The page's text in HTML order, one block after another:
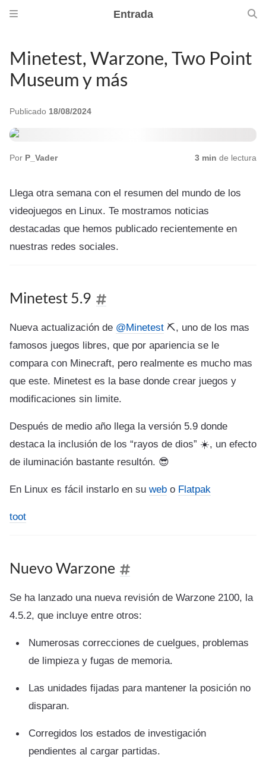
Entrada
Minetest, Warzone, Two Point
Museum y más
Publicado 18/08/2024
Por P_Vader 3 min de lectura
Llega otra semana con el resumen del mundo de los
videojuegos en Linux. Te mostramos noticias
destacadas que hemos publicado recientemente en
nuestras redes sociales.
Minetest 5.9
Nueva actualización de @Minetest ⛏️, uno de los mas
famosos juegos libres, que por apariencia se le
compara con Minecraft, pero realmente es mucho mas
que este. Minetest es la base donde crear juegos y
modificaciones sin limite.
Después de medio año llega la versión 5.9 donde
destaca la inclusión de los “rayos de dios” ☀️, un efecto
de iluminación bastante resultón. 😎
En Linux es fácil instarlo en su web o Flatpak
toot
Nuevo Warzone
Se ha lanzado una nueva revisión de Warzone 2100, la
4.5.2, que incluye entre otros:
Numerosas correcciones de cuelgues, problemas
de limpieza y fugas de memoria.
Las unidades fijadas para mantener la posición no
disparan.
Corregidos los estados de investigación
pendientes al cargar partidas.